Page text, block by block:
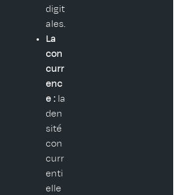
digit
ales.
La
con
curr
enc
e : la
den
sité
con
curr
enti
elle